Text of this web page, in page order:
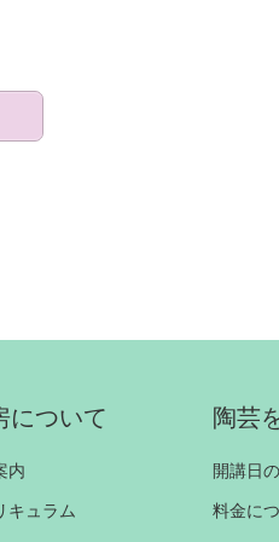
について
内
キュラム
陶芸
開講日
料金に